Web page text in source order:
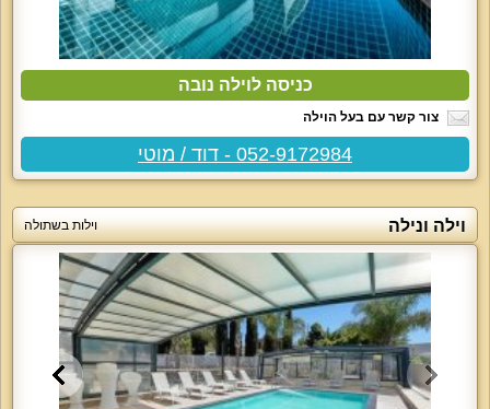
כניסה לוילה נובה
צור קשר עם בעל הוילה
052-9172984 - דוד / מוטי
וילה ונילה וילות בשתולה